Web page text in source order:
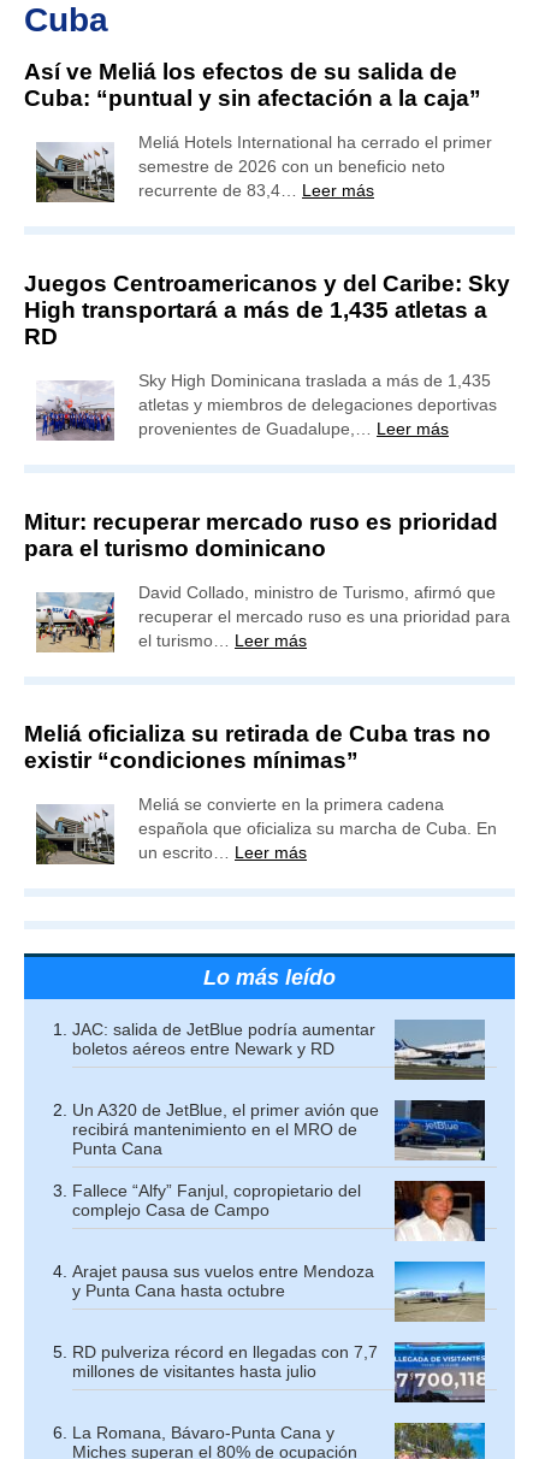
Cuba
Así ve Meliá los efectos de su salida de
Cuba: “puntual y sin afectación a la caja”
Meliá Hotels International ha cerrado el primer
semestre de 2026 con un beneficio neto
recurrente de 83,4… Leer más
Juegos Centroamericanos y del Caribe: Sky
High transportará a más de 1,435 atletas a
RD
Sky High Dominicana traslada a más de 1,435
atletas y miembros de delegaciones deportivas
provenientes de Guadalupe,… Leer más
Mitur: recuperar mercado ruso es prioridad
para el turismo dominicano
David Collado, ministro de Turismo, afirmó que
recuperar el mercado ruso es una prioridad para
el turismo… Leer más
Meliá oficializa su retirada de Cuba tras no
existir “condiciones mínimas”
Meliá se convierte en la primera cadena
española que oficializa su marcha de Cuba. En
un escrito… Leer más
Lo más leído
JAC: salida de JetBlue podría aumentar
boletos aéreos entre Newark y RD
Un A320 de JetBlue, el primer avión que
recibirá mantenimiento en el MRO de
Punta Cana
Fallece “Alfy” Fanjul, copropietario del
complejo Casa de Campo
Arajet pausa sus vuelos entre Mendoza
y Punta Cana hasta octubre
RD pulveriza récord en llegadas con 7,7
millones de visitantes hasta julio
La Romana, Bávaro-Punta Cana y
Miches superan el 80% de ocupación